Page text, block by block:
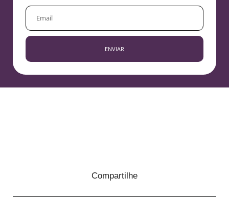
EMAIL
ENVIAR
Compartilhe